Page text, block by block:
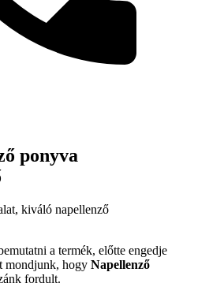
ponyva
kiváló napellenző
a termék, előtte engedje
mondjunk, hogy Napellenző
fordult.